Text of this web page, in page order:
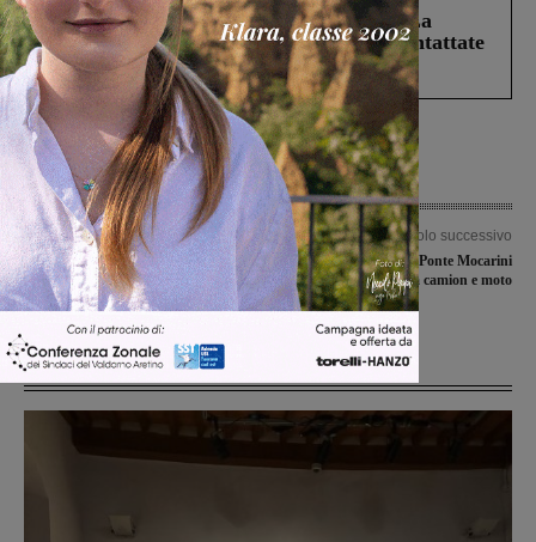
Continuano le ricerche di Miah Billal. La
Prefettura: “In caso di avvistamento contattate
il 112”
Articolo precedente
Alla Biennale dello Spazio Pubblico di
Roma presentati i progetti per il Parco
fluviale di Rignano
Articolo successivo
Scontro mortale su Ponte Mocarini
tra camion e moto
Ultime Notizie